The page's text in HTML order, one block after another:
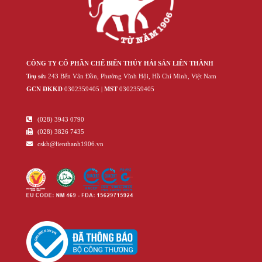
CÔNG TY CỔ PHẦN CHẾ BIẾN THỦY HẢI SẢN LIÊN THÀNH
Trụ sở: 243 Bến Vân Đồn, Phường Vĩnh Hội, Hồ Chí Minh, Việt Nam
GCN ĐKKD ‍030‍2359405 | MST‍030‍2359405
(028) 3943 0790
(028) 3826 7435
cskh@lienthanh1906.vn